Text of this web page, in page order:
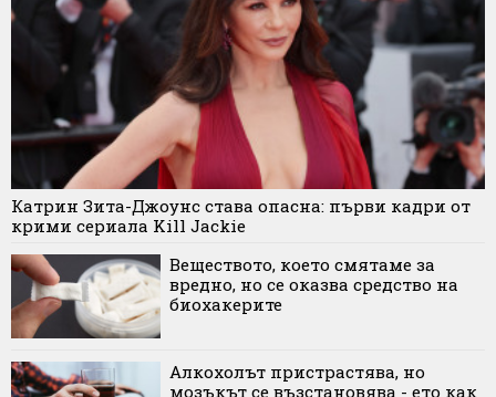
Катрин Зита-Джоунс става опасна: първи кадри от
крими сериала Kill Jackie
Веществото, което смятаме за
вредно, но се оказва средство на
биохакерите
Алкохолът пристрастява, но
мозъкът се възстановява - ето как